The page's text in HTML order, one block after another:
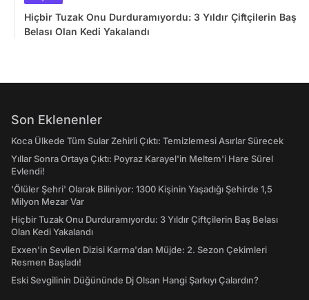
Hiçbir Tuzak Onu Durduramıyordu: 3 Yıldır Çiftçilerin Baş
Belası Olan Kedi Yakalandı
Son Eklenenler
Koca Ülkede Tüm Sular Zehirli Çıktı: Temizlemesi Asırlar Sürecek
Yıllar Sonra Ortaya Çıktı: Poyraz Karayel'in Meltem'i Hare Sürel
Evlendi!
'Ölüler Şehri' Olarak Biliniyor: 1300 Kişinin Yaşadığı Şehirde 1,5
Milyon Mezar Var
Hiçbir Tuzak Onu Durduramıyordu: 3 Yıldır Çiftçilerin Baş Belası
Olan Kedi Yakalandı
Exxen'in Sevilen Dizisi Karma'dan Müjde: 2. Sezon Çekimleri
Resmen Başladı!
Eski Sevgilinin Düğününde Dj Olsan Hangi Şarkıyı Çalardın?